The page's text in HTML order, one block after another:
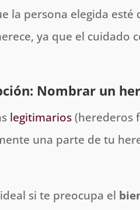
la persona elegida esté
ya que el
Nombrar un
legitimarios(herederos
una parte de tu
si te preocupa el